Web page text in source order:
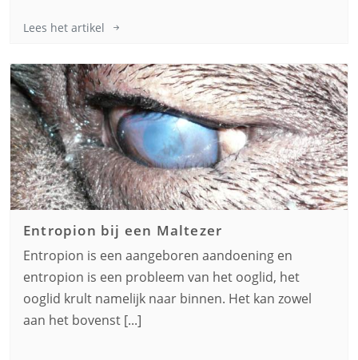
Lees het artikel
Entropion bij een Maltezer
Entropion is een aangeboren aandoening en
entropion is een probleem van het ooglid, het
ooglid krult namelijk naar binnen. Het kan zowel
aan het bovenst [...]